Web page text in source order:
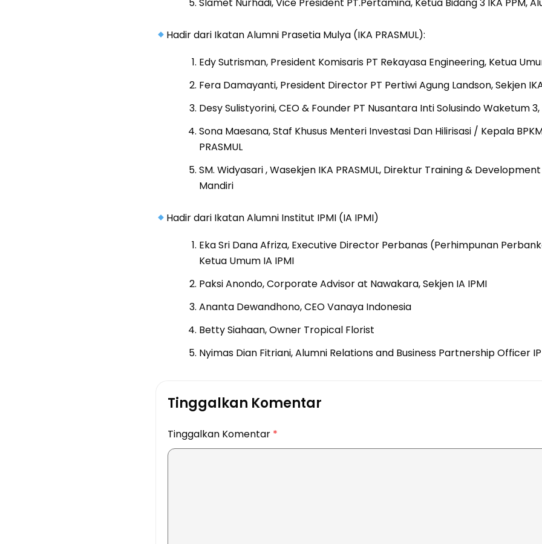
Slamet Nurhadi, Vice President PT.Pertamina, Ketua Bidang 3 IKA PPM,
Hadir dari Ikatan Alumni Prasetia Mulya (IKA PRASMUL):
Edy Sutrisman, President Komisaris PT Rekayasa Engineering, Ketua
Fera Damayanti, President Director PT Pertiwi Agung Landson, Sekjen IKA
Desy Sulistyorini, CEO & Founder PT Nusantara Inti Solusindo Waketum 3,
Sona Maesana, Staf Khusus Menteri Investasi Dan Hilirisasi / Kepala
PRASMUL
SM. Widyasari , Wasekjen IKA PRASMUL, Direktur Training &
Mandiri
Hadir dari Ikatan Alumni Institut IPMI (IA IPMI)
Eka Sri Dana Afriza, Executive Director Perbanas (Perhimpunan
Ketua Umum IA IPMI
Paksi Anondo, Corporate Advisor at Nawakara, Sekjen IA IPMI
Ananta Dewandhono, CEO Vanaya Indonesia
Betty Siahaan, Owner Tropical Florist
Nyimas Dian Fitriani, Alumni Relations and Business Partnership Officer
Tinggalkan Komentar
Tinggalkan Komentar *